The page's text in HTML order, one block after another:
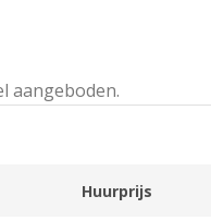
aangeboden.
Huurprijs